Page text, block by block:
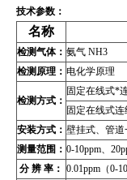
技术参数：
名称
检测气体： 氨气 NH3
检测原理： 电化学原理
检测方式：
固定在线式*
固定在线式
安装方式： 壁挂式、管道
测量范围： 0-10ppm 、
分 辨 率： 0.01ppm （0-